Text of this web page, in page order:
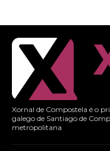
Xornal de Compostela é o
galego de Santiago de
metropolitana